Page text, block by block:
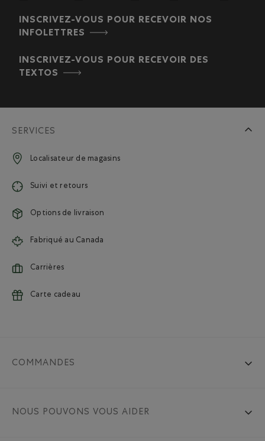
INSCRIVEZ-VOUS POUR RECEVOIR NOS
INFOLETTRES
INSCRIVEZ-VOUS POUR RECEVOIR DES
TEXTOS
SERVICES
Localisateur de magasins
Suivi et retours
Options de livraison
Fabriqué au Canada
Carrières
Carte cadeau
COMMANDES
NOUS POUVONS VOUS AIDER